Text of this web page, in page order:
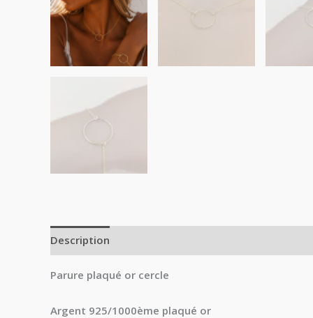
Description
Parure plaqué or cercle
Argent 925/1000ème plaqué or